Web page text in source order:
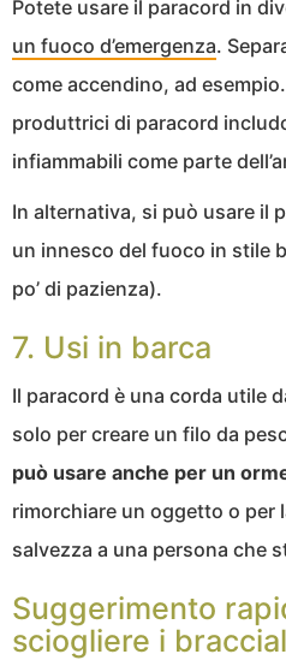
Potete usare il paracord in
un fuoco d’emergenza.
come accendino, ad
produttrici di paracord
infiammabili come parte
In alternativa, si può usare il
un innesco del fuoco in stile
po’ di pazienza).
7. Usi in barca
Il paracord è una corda utile
solo per creare un filo da
può usare anche per un
rimorchiare un oggetto o per
salvezza a una persona che
Suggerimento
sciogliere i